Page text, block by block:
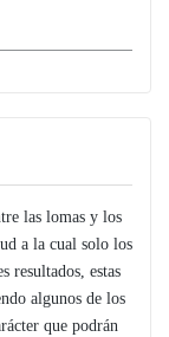
las lomas y los
a la cual solo los
resultados, estas
algunos de los
que podrán